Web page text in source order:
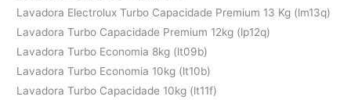
Lavadora Electrolux Turbo Capacidade Premium 13 Kg (lm13q)
Lavadora Turbo Capacidade Premium 12kg (lp12q)
Lavadora Turbo Economia 8kg (lt09b)
Lavadora Turbo Economia 10kg (lt10b)
Lavadora Turbo Capacidade 10kg (lt11f)